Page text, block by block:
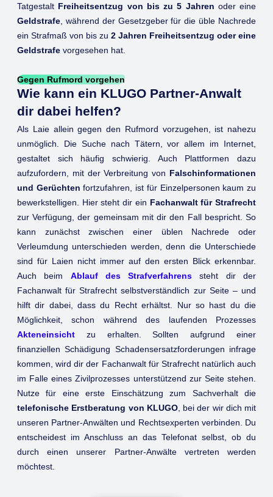
Tatgestalt Freiheitsentzug von bis zu 5 Jahren oder eine
Geldstrafe , während der Gesetzgeber für die üble Nachrede
ein Strafmaß von bis zu 2 Jahren Freiheitsentzug oder eine
Geldstrafe vorgesehen hat.
Gegen Rufmord vorgehen
Wie kann ein KLUGO Partner-Anwalt
dir dabei helfen?
Als Laie allein gegen den Rufmord vorzugehen, ist nahezu
unmöglich. Die Suche nach Tätern, vor allem im Internet,
gestaltet sich häufig schwierig. Auch Plattformen dazu
aufzufordern, mit der Verbreitung von Falschinformationen
und Gerüchten fortzufahren, ist für Einzelpersonen kaum zu
bewerkstelligen. Hier steht dir ein Fachanwalt für Strafrecht
zur Verfügung, der gemeinsam mit dir den Fall bespricht. So
kann zunächst zwischen einer üblen Nachrede oder
Verleumdung unterschieden werden, denn die Unterschiede
sind für Laien nicht immer auf den ersten Blick erkennbar.
Auch beim Ablauf des Strafverfahrens steht dir der
Fachanwalt für Strafrecht selbstverständlich zur Seite – und
hilft dir dabei, dass du Recht erhältst. Nur so hast du die
Möglichkeit, schon während des laufenden Prozesses
Akteneinsicht zu erhalten. Sollten aufgrund einer
finanziellen Schädigung Schadensersatzforderungen infrage
kommen, wird dir der Fachanwalt für Strafrecht natürlich auch
im Falle eines Zivilprozesses unterstützend zur Seite stehen.
Nutze für eine erste Einschätzung zum Sachverhalt die
telefonische Erstberatung von KLUGO, bei der wir dich mit
unseren Partner-Anwälten und Rechtsexperten verbinden. Du
entscheidest im Anschluss an das Telefonat selbst, ob du
durch einen unserer Partner-Anwälte vertreten werden
möchtest.